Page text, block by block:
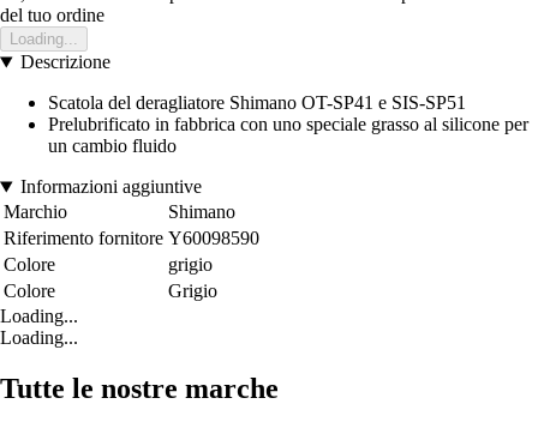
del tuo ordine
Loading...
Descrizione
Scatola del deragliatore Shimano OT-SP41 e SIS-SP51
Prelubrificato in fabbrica con uno speciale grasso al silicone per
un cambio fluido
Informazioni aggiuntive
Marchio
Shimano
Riferimento fornitore Y60098590
Colore
grigio
Colore
Grigio
Loading...
Loading...
Tutte le nostre marche